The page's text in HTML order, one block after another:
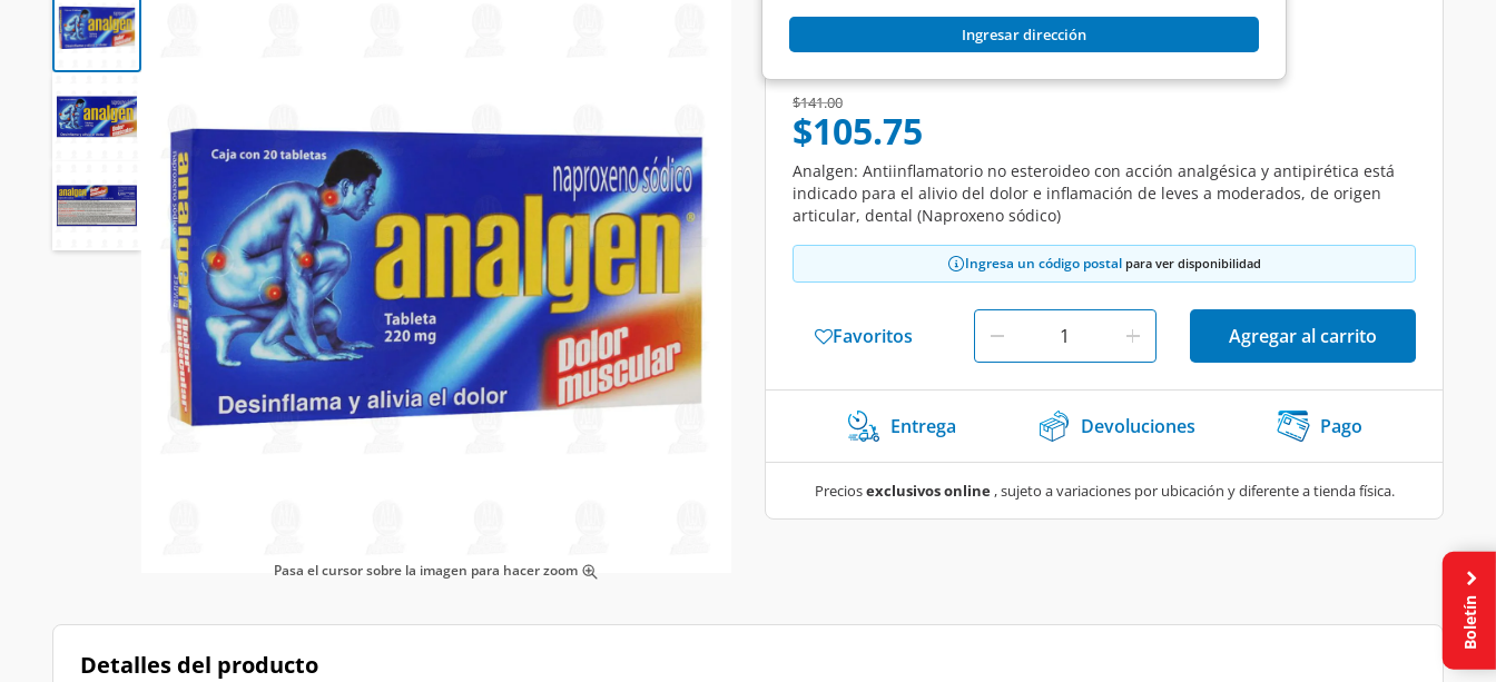
Ingresar dirección
Pasa el cursor sobre la imagen para hacer zoom
ANALGEN
Analgen 220 mg, 20 Tabletas.
Price reduced from
$141.00to
$105.75
Analgen: Antiinflamatorio no esteroideo con acción analgésica y antipirética está
indicado para el alivio del dolor e inflamación de leves a moderados, de origen
articular, dental (Naproxeno sódico)
Ingresa un código postal para ver disponibilidad
Favoritos Agregar al carrito
Entrega Devoluciones Pago
Preciosexclusivos online, sujeto a variaciones por ubicación y diferente a tienda física.
Detalles del producto
Boletín